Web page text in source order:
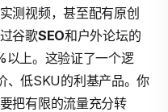
测视频，甚至配有原创
谷歌SEO和户外论坛的
以上。这验证了一个逻
、低SKU的利基产品。你
把有限的流量充分转